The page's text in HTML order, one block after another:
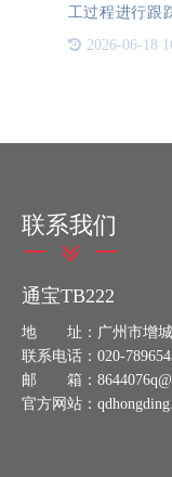
工过程进行跟
全过程管理。
2026-06-18
联系我们
通宝TB222
地 址：广州市增城
联系电话：020-
邮 箱：
官方网站：